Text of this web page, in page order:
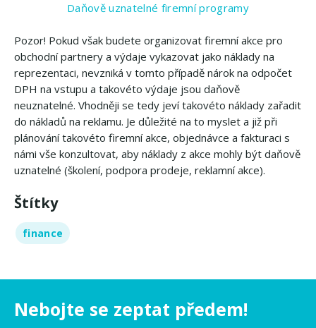
Daňově uznatelné firemní programy
Pozor! Pokud však budete organizovat firemní akce pro
obchodní partnery a výdaje vykazovat jako náklady na
reprezentaci, nevzniká v tomto případě nárok na odpočet
DPH na vstupu a takovéto výdaje jsou daňově
neuznatelné. Vhodněji se tedy jeví takovéto náklady zařadit
do nákladů na reklamu. Je důležité na to myslet a již při
plánování takovéto firemní akce, objednávce a fakturaci s
námi vše konzultovat, aby náklady z akce mohly být daňově
uznatelné (školení, podpora prodeje, reklamní akce).
Štítky
finance
Nebojte se zeptat předem!